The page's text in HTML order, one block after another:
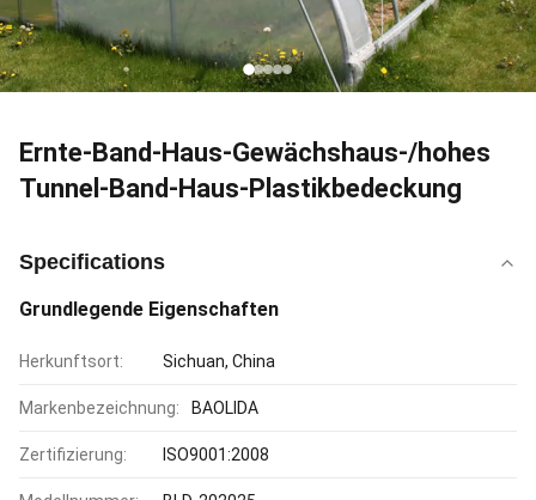
Ernte-Band-Haus-Gewächshaus-/hohes
Tunnel-Band-Haus-Plastikbedeckung
Specifications
Grundlegende Eigenschaften
Herkunftsort: Sichuan, China
Markenbezeichnung: BAOLIDA
Zertifizierung: ISO9001:2008